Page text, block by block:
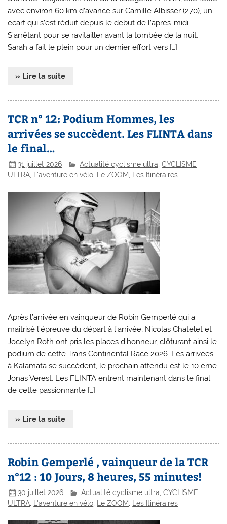
avec environ 60 km d’avance sur Camille Albisser (270), un
écart qui s’est réduit depuis le début de l’après-midi.
S’arrêtant pour se ravitailler avant la tombée de la nuit,
Sarah a fait le plein pour un dernier effort vers […]
» Lire la suite
TCR n° 12: Podium Hommes, les
arrivées se succèdent. Les FLINTA dans
le final…
31 juillet 2026 Actualité cyclisme ultra ,CYCLISME
ULTRA
L'aventure en vélo Le ZOOM Les Itinéraires
Après l’arrivée en vainqueur de Robin Gemperlé qui a
maitrisé l’épreuve du départ à l’arrivée, Nicolas Chatelet et
Jocelyn Roth ont pris les places d’honneur, clôturant ainsi le
podium de cette Trans Continental Race 2026. Les arrivées
à Kalamata se succèdent, le prochain attendu est le 10 ème
Jonas Verest. Les FLINTA entrent maintenant dans le final
de cette passionnante […]
» Lire la suite
Robin Gemperlé , vainqueur de la TCR
n°12 : 10 Jours, 8 heures, 55 minutes!
30 juillet 2026 Actualité cyclisme ultra ,CYCLISME
ULTRA
L'aventure en vélo Le ZOOM Les Itinéraires